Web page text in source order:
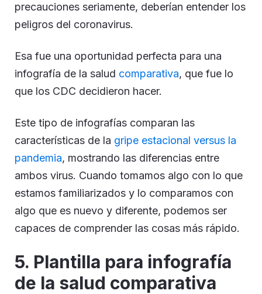
precauciones seriamente, deberían entender los
peligros del coronavirus.
Esa fue una oportunidad perfecta para una
infografía de la salud comparativa, que fue lo
que los CDC decidieron hacer.
Este tipo de infografías comparan las
características de la gripe estacional versus la
pandemia, mostrando las diferencias entre
ambos virus. Cuando tomamos algo con lo que
estamos familiarizados y lo comparamos con
algo que es nuevo y diferente, podemos ser
capaces de comprender las cosas más rápido.
5. Plantilla para infografía
de la salud comparativa